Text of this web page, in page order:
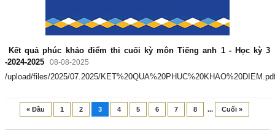
Kết quả phúc khảo điểm thi cuối kỳ môn Tiếng anh 1 - Học kỳ 3
-2024-2025
08-08-2025
/upload/files/2025/07.2025/
« Đầu 1 2 3 4 5 6 7 8 ... Cuối »